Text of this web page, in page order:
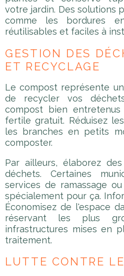
votre jardin. Des solutions
comme les bordures
réutilisables et faciles à
GESTION DES
ET RECYCLAGE
Le compost représente
de recycler vos
compost bien
fertile gratuit. Réduisez
les branches en petits
composter.
Par ailleurs, élaborez
déchets. Certaines
services de ramassage
spécialement pour ça.
Économisez de l'espace
réservant les plus
infrastructures mises en
traitement.
LUTTE CONTRE